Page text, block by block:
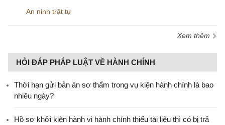
An ninh trật tự
Xem thêm
HỎI ĐÁP PHÁP LUẬT VỀ HÀNH CHÍNH
Thời hạn gửi bản án sơ thẩm trong vụ kiện hành chính là bao
nhiêu ngày?
Hồ sơ khởi kiện hành vi hành chính thiếu tài liệu thì có bị trả